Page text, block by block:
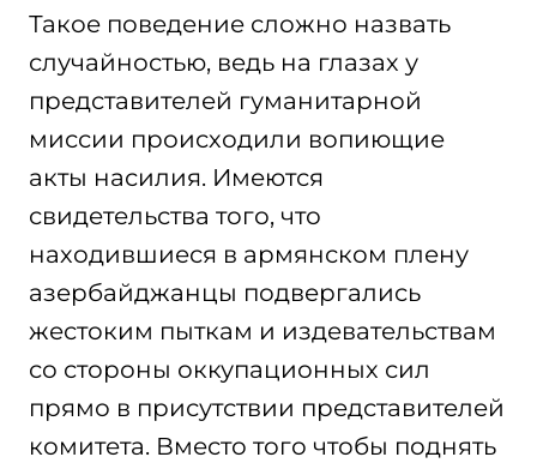
Такое поведение сложно назвать
случайностью, ведь на глазах у
представителей гуманитарной
миссии происходили вопиющие
акты насилия. Имеются
свидетельства того, что
находившиеся в армянском плену
азербайджанцы подвергались
жестоким пыткам и издевательствам
со стороны оккупационных сил
прямо в присутствии представителей
комитета. Вместо того чтобы поднять